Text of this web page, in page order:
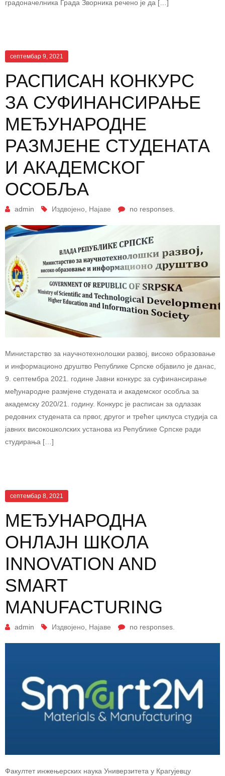
градоначелника Града Зворника речено је да […]
септембар 9, 2021
РАСПИСАН КОНКУРС
ЗА СУФИНАНСИРАЊЕ
МЕЂУНАРОДНЕ
РАЗМЈЕНЕ СТУДЕНАТА
И АКАДЕМСКОГ
ОСОБЉА
admin Издвојено, Најаве no responses.
Министарство за научнотехнолошки развој, високо образовање
и информационо друштво Републике Српске објавило је данас,
9. септембра 2021. године Јавни конкурс за суфинансирање
међународне размјене студената и академског особља за
академску 2020/21. годину. Конкурс је расписан за одлазак
редовних студената са првог, другог и трећег циклуса студија са
јавних високошколских установа из Републике Српске ради
студирања […]
септембар 8, 2021
МЕЂУНАРОДНА
ОНЛАЈН ШКОЛА
INNOVATION AND
SMART
MANUFACTURING
admin Издвојено Најаве no responses.
Факултет инжењерских наука Универзитета у Крагујевцу